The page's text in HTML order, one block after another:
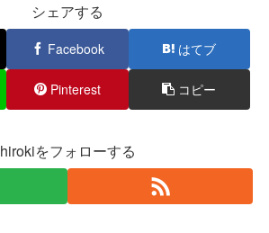
シェアする
Facebook はてブ
Pinterest コピー
hirokiをフォローする